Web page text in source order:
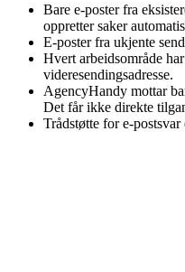
Bare e-poster fra
oppretter saker
E-poster fra ukjente
Hvert arbeidsområde
videresendingsadresse.
AgencyHandy mottar
Det får ikke direkte
Trådstøtte for e-